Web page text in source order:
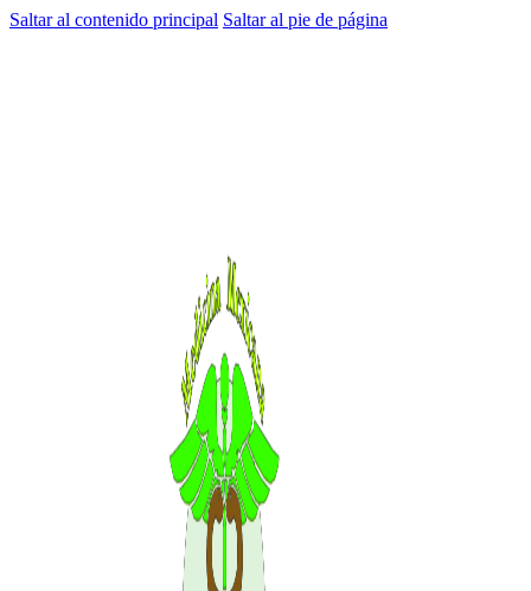
Saltar al contenido principal Saltar al pie de página